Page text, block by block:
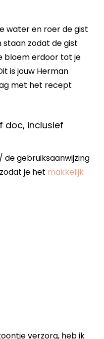
water en roer de gist
staan zodat de gist
bloem erdoor tot je
is jouw Herman
met het recept
doc, inclusief
gebruiksaanwijzing
je het makkelijk
verzorg, heb ik